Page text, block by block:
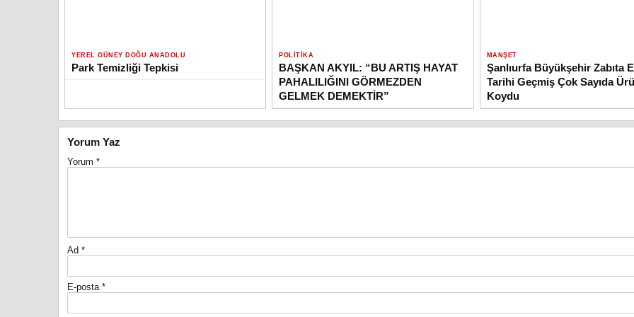
YEREL GÜNEY DOĞU ANADOLU
Park Temizliği Tepkisi
POLITIKA
BAŞKAN AKYIL: “BU ARTIŞ HAYAT
PAHALILIĞINI GÖRMEZDEN
GELMEK DEMEKTİR”
MANŞET
Şanlıurfa Büyükşehir Zabıta
Tarihi Geçmiş Çok Sayıda
Koydu
Yorum Yaz
Yorum *
Ad *
E-posta *